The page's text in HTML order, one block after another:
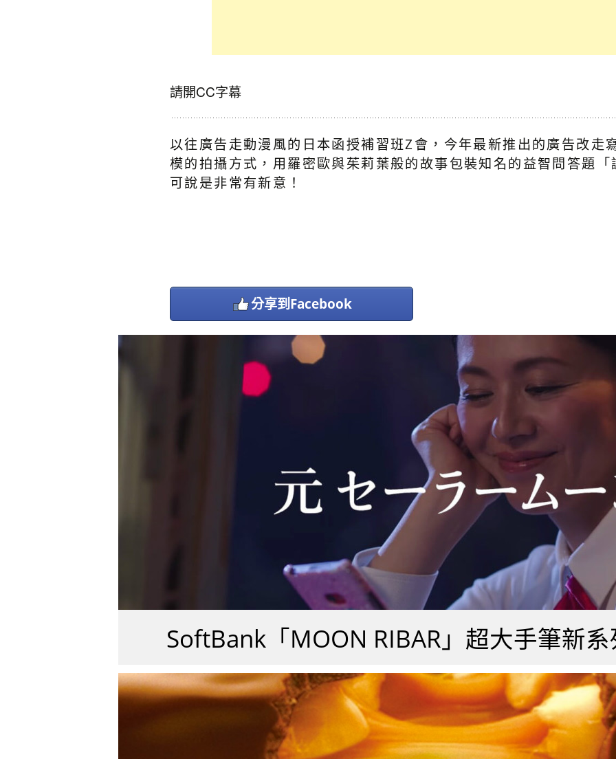
請開CC字幕
以往廣告走動漫風的日本函授補習班Z會，今年最新推出的廣告改走
模的拍攝方式，用羅密歐與茱莉葉般的故事包裝知名的益智問答題
可說是非常有新意！
分享到Facebook
SoftBank「MOON RIBAR」超大手筆新